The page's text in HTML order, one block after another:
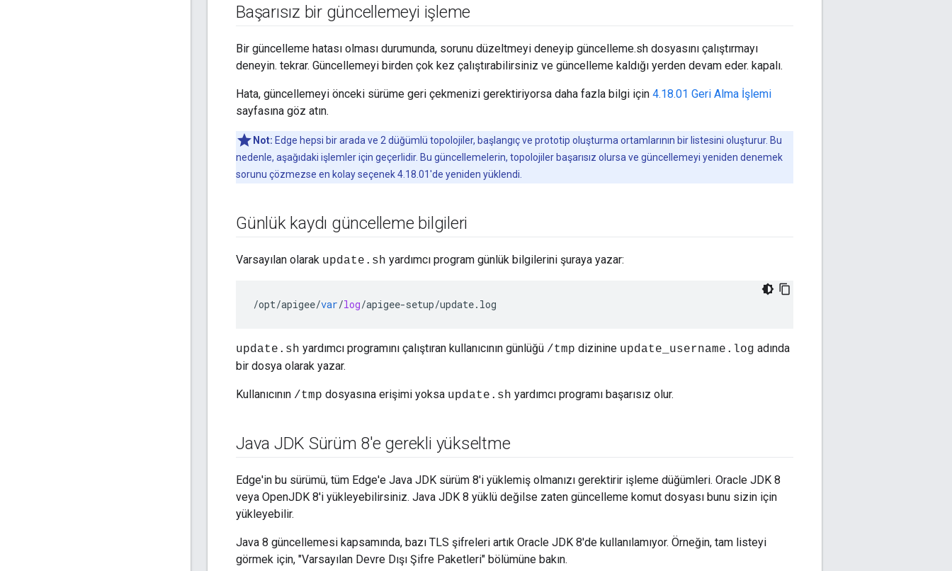
Başarısız bir güncellemeyi işleme
Bir güncelleme hatası olması durumunda, sorunu düzeltmeyi deneyip güncelleme.sh dosyasını çalıştırmayı
deneyin. tekrar. Güncellemeyi birden çok kez çalıştırabilirsiniz ve güncelleme kaldığı yerden devam eder. kapalı.
Hata, güncellemeyi önceki sürüme geri çekmenizi gerektiriyorsa daha fazla bilgi için 4.18.01 Geri Alma İşlemi
sayfasına göz atın.
Not: Edge hepsi bir arada ve 2 düğümlü topolojiler, başlangıç ve prototip oluşturma ortamlarının bir listesini oluşturur. Bu
nedenle, aşağıdaki işlemler için geçerlidir. Bu güncellemelerin, topolojiler başarısız olursa ve güncellemeyi yeniden denemek
sorunu çözmezse en kolay seçenek 4.18.01'de yeniden yüklendi.
Günlük kaydı güncelleme bilgileri
Varsayılan olarak update.sh yardımcı program günlük bilgilerini şuraya yazar:
/opt/apigee/var/log/apigee-setup/update. log
update.sh yardımcı programını çalıştıran kullanıcının günlüğü /tmp dizinine update_username.log adında
bir dosya olarak yazar.
Kullanıcının /tmp dosyasına erişimi yoksa update.sh yardımcı programı başarısız olur.
Java JDK Sürüm 8'e gerekli yükseltme
Edge'in bu sürümü, tüm Edge'e Java JDK sürüm 8'i yüklemiş olmanızı gerektirir işleme düğümleri. Oracle JDK 8
veya OpenJDK 8'i yükleyebilirsiniz. Java JDK 8 yüklü değilse zaten güncelleme komut dosyası bunu sizin için
yükleyebilir.
Java 8 güncellemesi kapsamında, bazı TLS şifreleri artık Oracle JDK 8'de kullanılamıyor. Örneğin, tam listeyi
görmek için, "Varsayılan Devre Dışı Şifre Paketleri" bölümüne bakın.